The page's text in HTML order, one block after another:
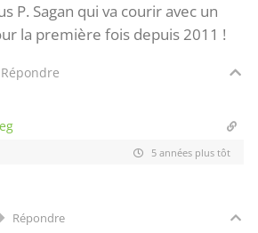
P. Sagan qui va courir avec un
la première fois depuis 2011 !
Répondre
5 années plus tôt
Répondre